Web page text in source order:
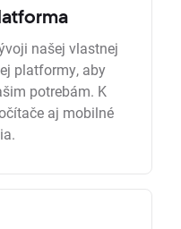
našej vlastnej
platformy, aby
potrebám. K
aj mobilné